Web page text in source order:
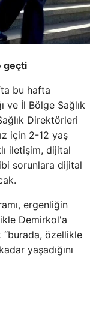
geçti
bu hafta
ve İl Bölge Sağlık
Direktörleri
için 2-12 yaş
iletişim, dijital
sorunlara dijital
ergenliğin
Demirkol'a
özellikle
yaşadığını